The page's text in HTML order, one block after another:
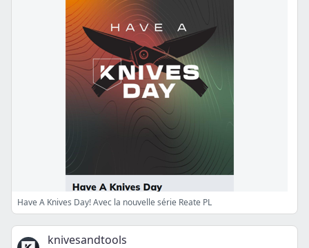
Have A Knives Day! Avec la nouvelle série Reate PL
knivesandtools